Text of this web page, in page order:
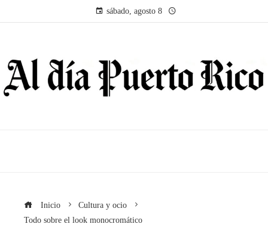
sábado, agosto 8
Inicio
Cultura y ocio
Todo sobre el look monocromático